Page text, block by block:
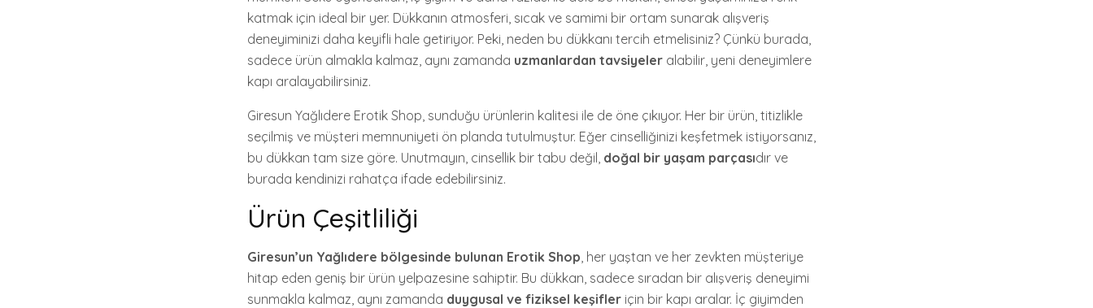
katmak için ideal bir yer. Dükkanın atmosferi, sıcak ve samimi bir ortam sunarak alışveriş
deneyiminizi daha keyifli hale getiriyor. Peki, neden bu dükkanı tercih etmelisiniz? Çünkü burada,
sadece ürün almakla kalmaz, aynı zamanda uzmanlardan tavsiyeler alabilir, yeni deneyimlere
kapı aralayabilirsiniz.
Giresun Yağlıdere Erotik Shop, sunduğu ürünlerin kalitesi ile de öne çıkıyor. Her bir ürün, titizlikle
seçilmiş ve müşteri memnuniyeti ön planda tutulmuştur. Eğer cinselliğinizi keşfetmek istiyorsanız,
bu dükkan tam size göre. Unutmayın, cinsellik bir tabu değil, doğal bir yaşam parçasıdır ve
burada kendinizi rahatça ifade edebilirsiniz.
Ürün Çeşitliliği
Giresun’un Yağlıdere bölgesinde bulunan Erotik Shop, her yaştan ve her zevkten müşteriye
hitap eden geniş bir ürün yelpazesine sahiptir. Bu dükkan, sadece sıradan bir alışveriş deneyimi
sunmakla kalmaz, aynı zamanda duygusal ve fiziksel keşifler için bir kapı aralar. İç giyimden